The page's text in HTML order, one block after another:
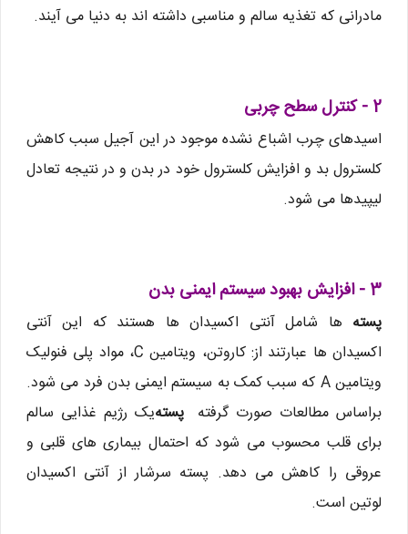
مادرانی که تغذیه سالم و مناسبی داشته اند به دنیا می آیند.
2 - کنترل سطح چربی
اسیدهای چرب اشباع نشده موجود در این آجیل سبب کاهش
کلسترول بد و افزایش کلسترول خود در بدن و در نتیجه تعادل
لیپیدها می شود.
3 - افزایش بهبود سیستم ایمنی بدن
پسته ها شامل آنتی اکسیدان ها هستند که این آنتی
اکسیدان ها عبارتند از: کاروتن، ویتامین C، مواد پلی فنولیک
ویتامین A که سبب کمک به سیستم ایمنی بدن فرد می شود.
براساس مطالعات صورت گرفتهپستهیک رژیم غذایی سالم
برای قلب محسوب می شود که احتمال بیماری های قلبی و
عروقی را کاهش می دهد. پسته سرشار از آنتی اکسیدان
لوتین است.